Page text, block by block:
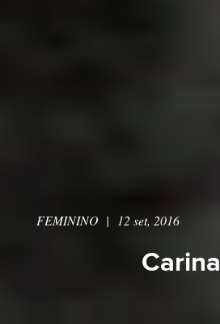
FEMININO| 12 set, 2016
Carina